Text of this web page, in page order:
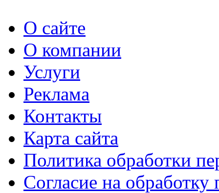
О сайте
О компании
Услуги
Реклама
Контакты
Карта сайта
Политика обработки
Согласие на